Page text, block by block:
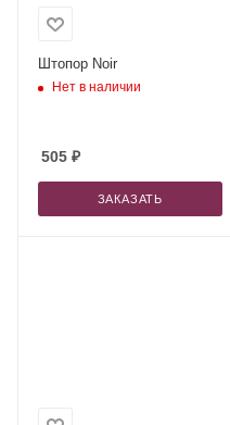
Штопор Noir
Нет в наличии
505 ₽
ЗАКАЗАТЬ